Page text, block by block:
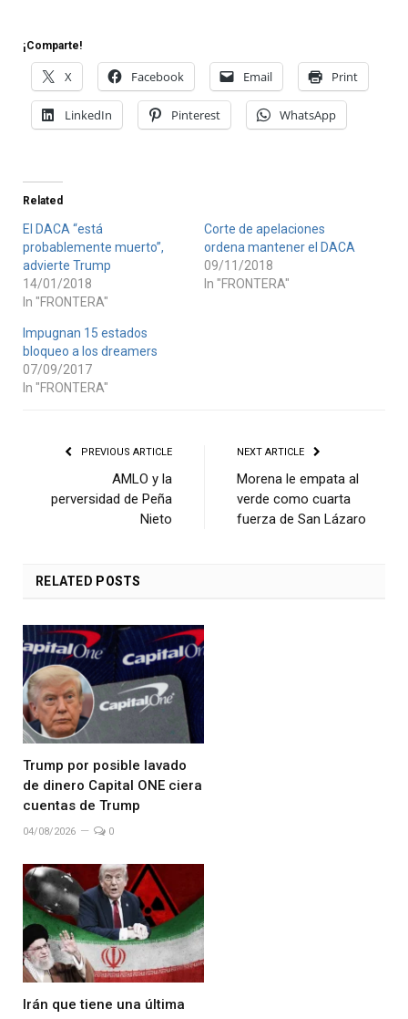
¡Comparte!
X Facebook Email Print
LinkedIn Pinterest WhatsApp
Related
El DACA “está
probablemente muerto”,
advierte Trump
14/01/2018
In "FRONTERA"
Corte de apelaciones
ordena mantener el DACA
09/11/2018
In "FRONTERA"
Impugnan 15 estados
bloqueo a los dreamers
07/09/2017
In "FRONTERA"
PREVIOUS ARTICLE
AMLO y la
perversidad de Peña
Nieto
NEXT ARTICLE
Morena le empata al
verde como cuarta
fuerza de San Lázaro
RELATED POSTS
Trump por posible lavado
de dinero Capital ONE ciera
cuentas de Trump
04/08/2026 0
Irán que tiene una última